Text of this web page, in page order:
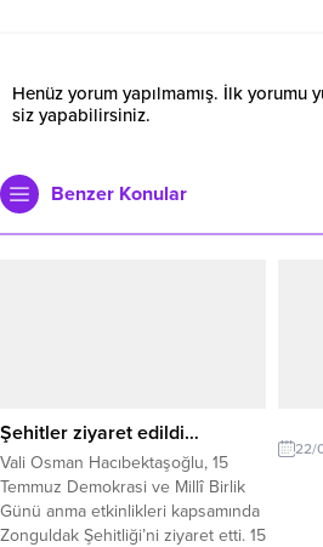
Henüz yorum yapılmamış. İlk yorumu
siz yapabilirsiniz.
Benzer Konular
Şehitler ziyaret edildi…
Vali Osman Hacıbektaşoğlu, 15
Temmuz Demokrasi ve Millî Birlik
Günü anma etkinlikleri kapsamında
Zonguldak Şehitliği’ni ziyaret etti. 15
22/